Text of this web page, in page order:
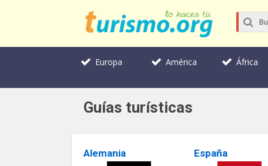
Europa América África
Guías turísticas
Alemania España